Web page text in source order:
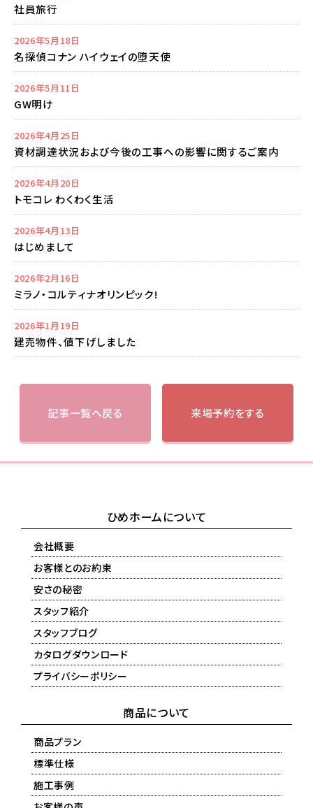
社員旅行
2026年5月18日
名探偵コナン ハイウェイの堕天使
2026年5月11日
GW明け
2026年4月25日
資材調達状況および今後の工事への影響に関するご案内
2026年4月20日
トモコレ わくわく生活
2026年4月13日
はじめまして
2026年2月16日
ミラノ・コルティナオリンピック!
2026年1月19日
建売物件、値下げしました
記事一覧へ戻る 来場予約をする
ひめホームについて
会社概要
お客様とのお約束
安さの秘密
スタッフ紹介
スタッフブログ
カタログダウンロード
プライバシーポリシー
商品について
商品プラン
標準仕様
施工事例